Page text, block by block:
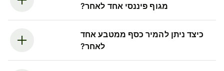
מגוף פיננסי אחד לאחר?
כיצד ניתן להמיר כסף ממטבע אחד
לאחר?